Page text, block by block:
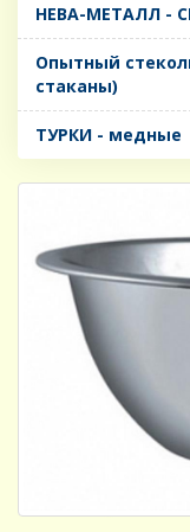
НЕВА-МЕТАЛЛ -
Опытный
стаканы)
ТУРКИ - медные